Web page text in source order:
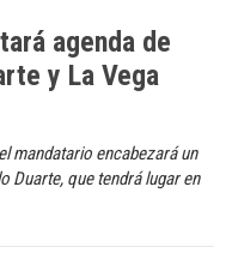
agenda de
y La Vega
mandatario encabezará un
Duarte, que tendrá lugar en